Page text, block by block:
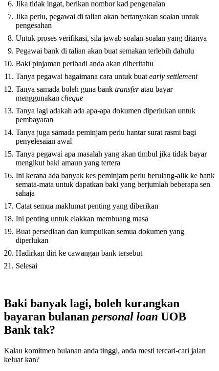
Jika tidak ingat, berikan nombor kad pengenalan
Jika perlu, pegawai di talian akan bertanyakan soalan untuk
pengesahan
Untuk proses verifikasi, sila jawab soalan-soalan yang ditanya
Pegawai bank di talian akan buat semakan terlebih dahulu
Baki pinjaman peribadi anda akan diberitahu
Tanya pegawai bagaimana cara untuk buat early settlement
Tanya samada boleh guna bank transferatau bayar
menggunakan cheque
Tanya lagi adakah ada apa-apa dokumen diperlukan untuk
pembayaran
Tanya juga samada peminjam perlu hantar surat rasmi bagi
penyelesaian awal
Tanya pegawai apa masalah yang akan timbul jika tidak bayar
mengikut baki amaun yang tertera
Ini kerana ada banyak kes peminjam perlu berulang-alik ke bank
semata-mata untuk dapatkan baki yang berjumlah beberapa sen
sahaja
Catat semua maklumat penting yang diberikan
Ini penting untuk elakkan membuang masa
Buat persediaan dan kumpulkan semua dokumen yang
diperlukan
Hadirkan diri ke cawangan bank tersebut
Selesai
Baki banyak lagi, boleh kurangkan
bayaran bulanan personal loan UOB
Bank tak?
Kalau komitmen bulanan anda tinggi, anda mesti tercari-cari jalan
keluar kan?